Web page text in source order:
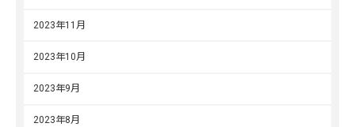
2023年11月
2023年10月
2023年9月
2023年8月